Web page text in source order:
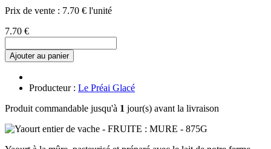
Prix de vente : 7.70 € l'unité
7.70 €
Ajouter au panier
Producteur : Le Préai Glacé
Produit commandable jusqu'à 1 jour(s) avant la livraison